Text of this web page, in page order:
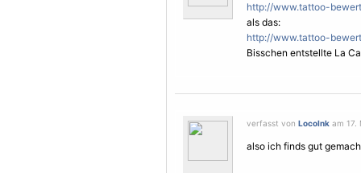
http://www.tattoo-
als das:
http://www.tattoo-
Bisschen entstellte La
verfasst von LocoInk am 17.
also ich finds gut